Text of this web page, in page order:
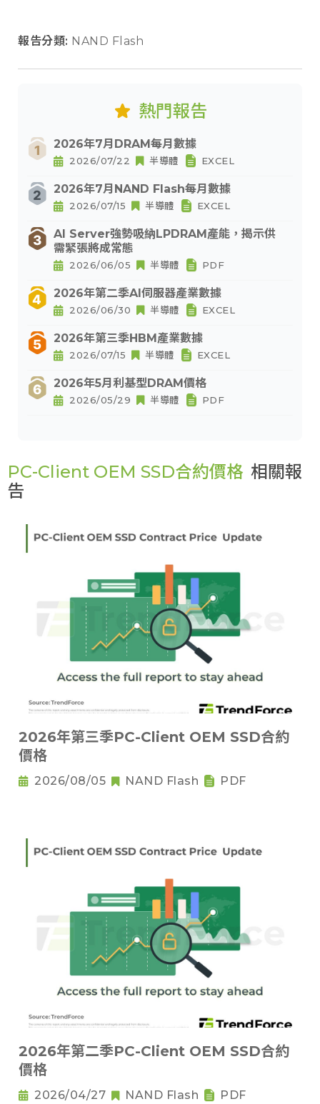
報告分類: NAND Flash
熱門報告
2026年7月DRAM每月數據
2026/07/22 半導體 EXCEL
2026年7月NAND Flash每月數據
2026/07/15 半導體 EXCEL
AI Server強勢吸納LPDRAM產能，揭示供
需緊張將成常態
2026/06/05 半導體 PDF
2026年第二季AI伺服器產業數據
2026/06/30 半導體 EXCEL
2026年第三季HBM產業數據
2026/07/15 半導體 EXCEL
2026年5月利基型DRAM價格
2026/05/29 半導體 PDF
PC-Client OEM SSD合約價格 相關報
告
2026年第三季PC-Client OEM SSD合約
價格
2026/08/05 NAND Flash PDF
2026年第二季PC-Client OEM SSD合約
價格
2026/04/27 NAND Flash PDF